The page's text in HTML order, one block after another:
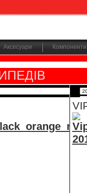
Аксесуари Компоненти